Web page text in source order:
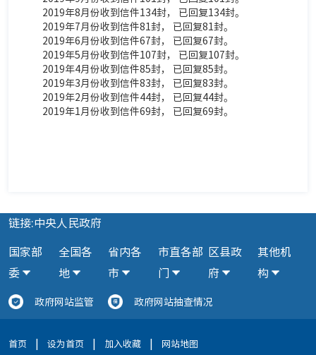
2019年8月份收到信件134封， 已回复134封。
2019年7月份收到信件81封， 已回复81封。
2019年6月份收到信件67封， 已回复67封。
2019年5月份收到信件107封， 已回复107封。
2019年4月份收到信件85封， 已回复85封。
2019年3月份收到信件83封， 已回复83封。
2019年2月份收到信件44封， 已回复44封。
2019年1月份收到信件69封， 已回复69封。
链接:中央人民政府
国家部
委
全国各
地
省内各
市
市直各部
门
区县政
府
其他机
构
政府网站监管 政府网站抽查情况
首页 | 设为首页 | 加入收藏 | 网站地图